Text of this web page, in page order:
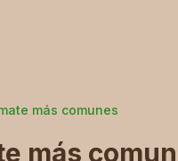
más comunes
más